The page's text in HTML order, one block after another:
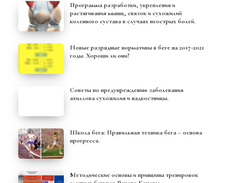
Программа разработки, укрепления и
растягивания мышц, связок и сухожилий
коленного сустава в случаях неострых болей.
Новые разрядные нормативы в беге на 2017-2021
годы. Хороши ли они?
Советы по предупреждению заболевания
ахиллова сухожилия и надкостницы.
Школа бега: Правильная техника бега – основа
прогресса.
Методические основы и принципы тренировок